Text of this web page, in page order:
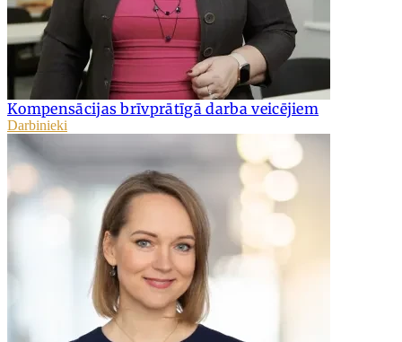
Kompensācijas brīvprātīgā darba veicējiem
Darbinieki